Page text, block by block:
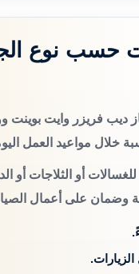
حسب نوع
ديب فريزر وايت
خلال مواعيد العمل
أو الثلاجات أو
وضمان على أعمال